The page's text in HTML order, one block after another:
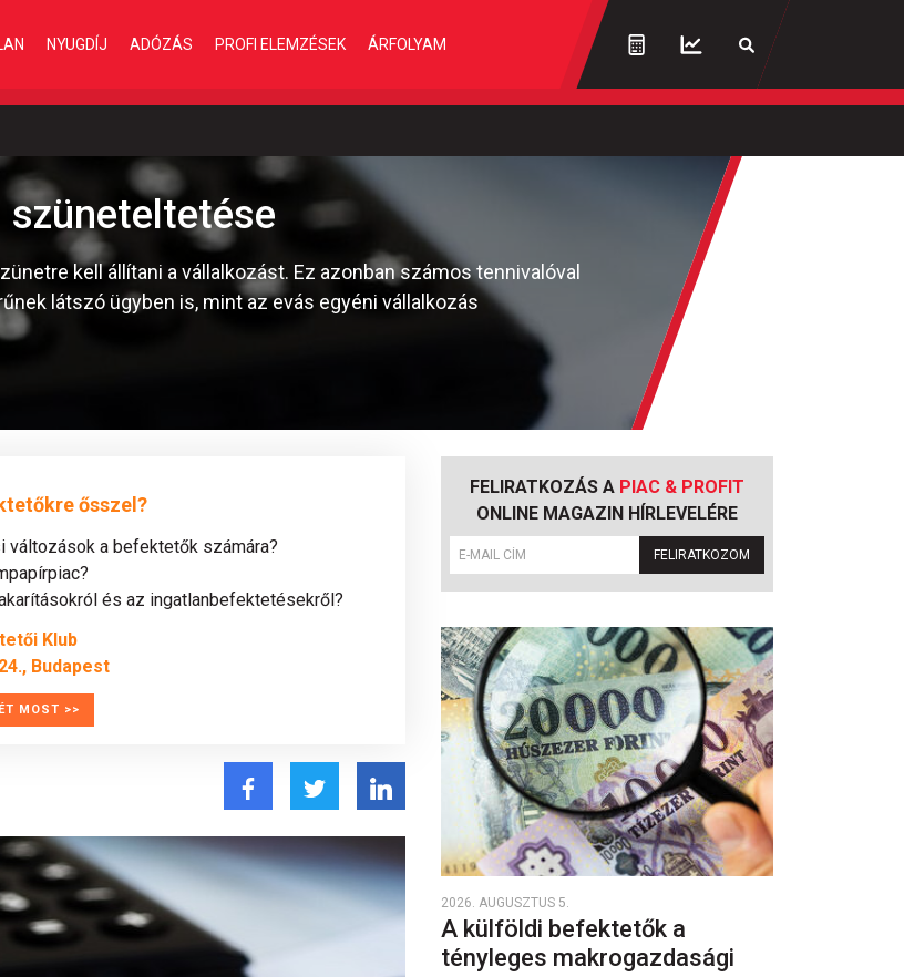
NYUGDÍJ ADÓZÁS PROFI ELEMZÉSEK ÁRFOLYAM
szüneteltetése
kell állítani a vállalkozást. Ez azonban számos tennivalóval
látszó ügyben is, mint az evás egyéni vállalkozás
ősszel?
a befektetők számára?
és az ingatlanbefektetésekről?
Klub
Budapest
MOST >>
FELIRATKOZÁS A PIAC & PROFIT
ONLINE MAGAZIN HÍRLEVELÉRE
FELIRATKOZOM
2026. AUGUSZTUS 5.
A külföldi befektetők a
tényleges makrogazdasági